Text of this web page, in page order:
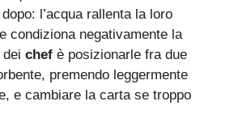
l’acqua rallenta la loro
condiziona negativamente la
chef è posizionarle fra due
premendo leggermente
e cambiare la carta se troppo